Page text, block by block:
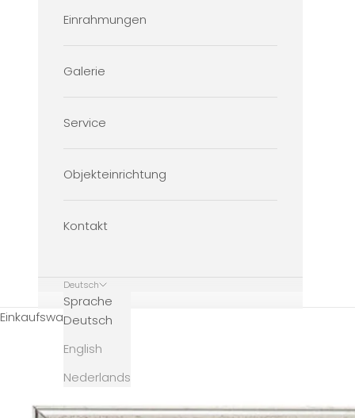
Einrahmungen
Galerie
Service
Objekteinrichtung
Kontakt
Deutsch
Sprache
Deutsch
English
Nederlands
Einkaufswagen